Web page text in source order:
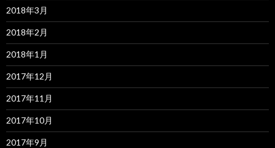
2018年3月
2018年2月
2018年1月
2017年12月
2017年11月
2017年10月
2017年9月